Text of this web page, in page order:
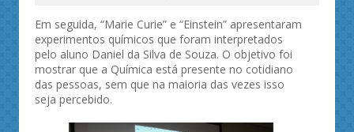
Em seguida, “Marie Curie” e “Einstein” apresentaram
experimentos químicos que foram interpretados
pelo aluno Daniel da Silva de Souza. O objetivo foi
mostrar que a Química está presente no cotidiano
das pessoas, sem que na maioria das vezes isso
seja percebido.